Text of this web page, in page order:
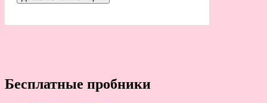
Бесплатные пробники